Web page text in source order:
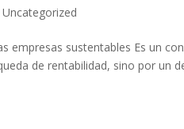
Uncategorized
empresas sustentables Es un
de rentabilidad, sino por un